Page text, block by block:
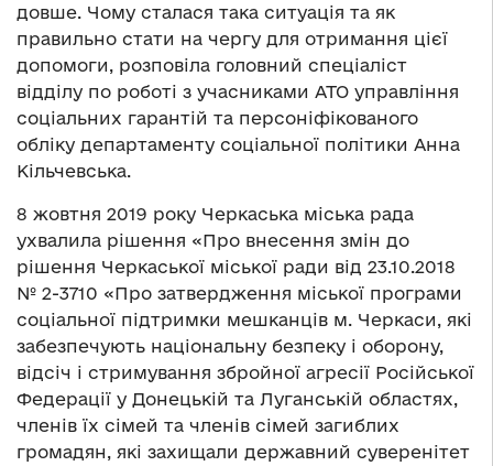
довше. Чому сталася така ситуація та як
правильно стати на чергу для отримання цієї
допомоги, розповіла головний спеціаліст
відділу по роботі з учасниками АТО управління
соціальних гарантій та персоніфікованого
обліку департаменту соціальної політики Анна
Кільчевська.
8 жовтня 2019 року Черкаська міська рада
ухвалила рішення «Про внесення змін до
рішення Черкаської міської ради від 23.10.2018
№ 2-3710 «Про затвердження міської програми
соціальної підтримки мешканців м. Черкаси, які
забезпечують національну безпеку і оборону,
відсіч і стримування збройної агресії Російської
Федерації у Донецькій та Луганській областях,
членів їх сімей та членів сімей загиблих
громадян, які захищали державний суверенітет